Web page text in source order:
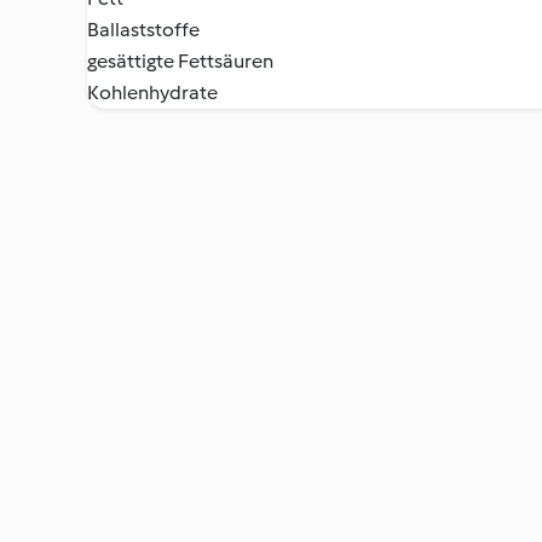
Ballaststoffe
gesättigte Fettsäuren
Kohlenhydrate